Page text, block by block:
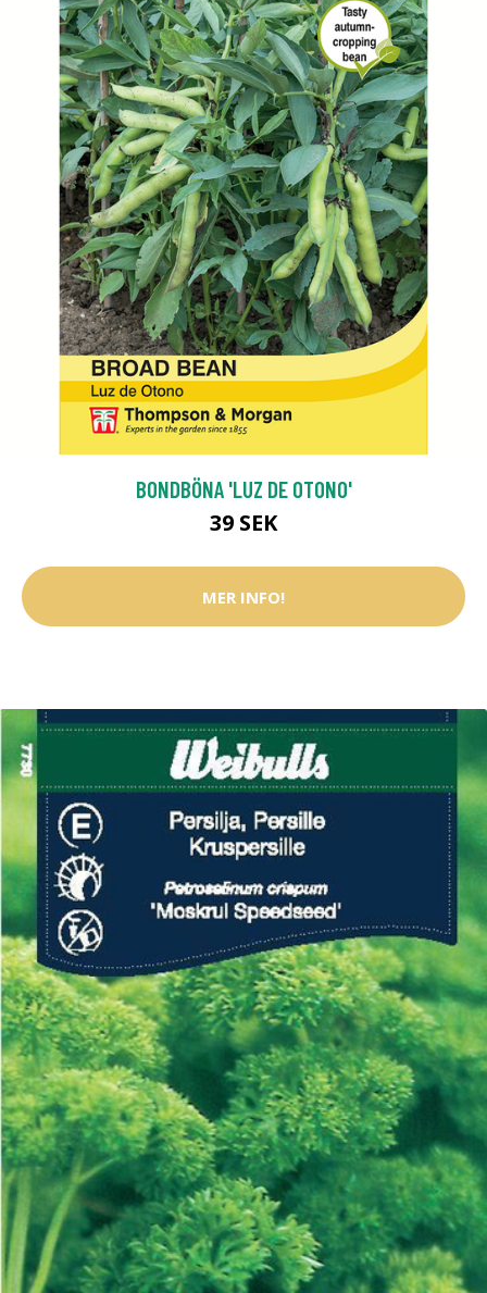
BONDBÖNA 'LUZ DE OTONO'
39 SEK
MER INFO!